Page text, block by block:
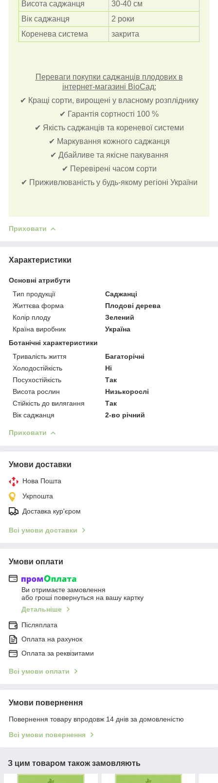
Висота саджанця
30-40 см
Вік саджанця
2 роки
Коренева система
закрита
Переваги покупки саджанців плодових в
інтернет-магазині ВіоСад:
✔ Кращі сорти, вирощені у власному розпліднику
✔ Гарантія сортності 100 %
✔ Якість саджанців та кореневої системи
✔ Маркування кожного саджанця
✔ Дбайливе та якісне пакування
✔ Перевірені часом сорти
✔ Приживлюваність у будь-якому регіоні України
Приховати
Характеристики
Основні атрибути
Тип продукції
Саджанці
Життєва форма
Плодові дерева
Колір плоду
Зелений
Країна виробник
Україна
Ботанічні характеристики
Тривалість життя
Багаторічні
Холодостійкість
Ні
Посухостійкість
Так
Висота рослин
Низькорослі
Стійкість до вилягання
Так
Вік саджанця
2-во річний
Приховати
Умови доставки
Нова Пошта
Укрпошта
Доставка кур'єром
Всі умови доставки
Умови оплати
Ви отримаєте замовлення
або гроші повернуться на вашу картку
Детальніше
Післяплата
Оплата на рахунок
Оплата за реквізитами
Всі умови оплати
Умови повернення
Повернення товару впродовж 14 днів за домовленістю
Всі умови повернення
З цим товаром також замовляють